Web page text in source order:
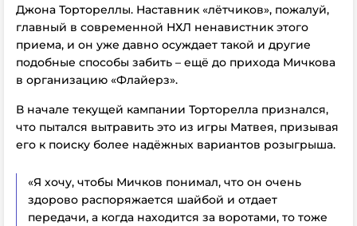
Джона Тортореллы. Наставник «лётчиков», пожалуй,
главный в современной НХЛ ненавистник этого
приема, и он уже давно осуждает такой и другие
подобные способы забить – ещё до прихода Мичкова
в организацию «Флайерз».
В начале текущей кампании Торторелла признался,
что пытался вытравить это из игры Матвея, призывая
его к поиску более надёжных вариантов розыгрыша.
«Я хочу, чтобы Мичков понимал, что он очень
здорово распоряжается шайбой и отдает
передачи, а когда находится за воротами, то тоже